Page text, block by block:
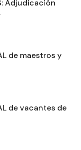
Adjudicación
de maestros y
de vacantes de